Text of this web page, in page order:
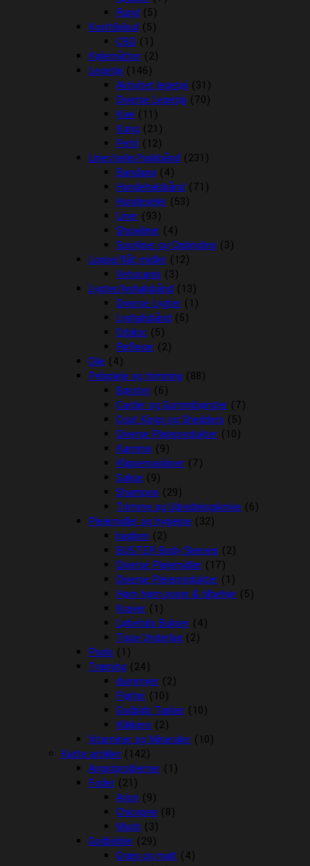
Rund (5)
Kosttilskud (5)
CBD (1)
Kølemåtter (2)
Legetøj (146)
Aktivitet legetøj (31)
Diverse Legetøj (70)
Kiwi (11)
Kong (21)
Petit (12)
Liner/seler/halsbånd (231)
Bandana (4)
Hundehalsbånd (71)
Hundeseler (53)
Liner (93)
Showliner (4)
Sporliner og Opbinding (3)
Loppe/flåt midler (12)
Vetocanis (3)
Lygter/lyshalsbånd (13)
Diverse Lygter (1)
Lyshalsbånd (5)
Orbiloc (5)
Reflexer (2)
Olie (4)
Pelspleje og trimning (88)
Børster (6)
Carder og Gummibørster (7)
Coat Kings og Shedders (5)
Diverse Plejeprodukter (10)
Kamme (9)
Klippemaskiner (7)
Sakse (9)
Shampoo (29)
Trimme og Udredningsknive (6)
Plejemidler og hygiejne (32)
bagben (2)
BUSTER Body Sleeves (2)
Diverse Plejemidler (17)
Diverse Plejeprodukter (1)
Høm høm poser & tilbehør (5)
Kraver (1)
Løbetids Bukser (4)
Tisse Underlag (2)
Pools (1)
Træning (24)
dummyer (2)
Fløjter (10)
Godbids Tasker (10)
Klikkere (2)
Vitaminer og Mineraler (10)
Katte artikler (142)
Angstproblemer (1)
Foder (21)
Arion (9)
Chicopee (8)
Mush (3)
Godbidder (29)
Græs og malt (4)